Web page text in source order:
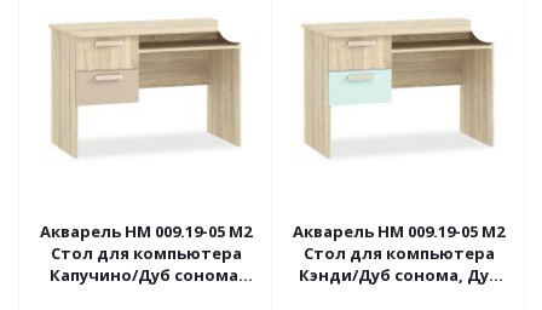
Акварель НМ 009.19-05 М2
Стол для компьютера
Капучино/Дуб сонома,
Акварель НМ 009.19-05 М2
Стол для компьютера
Кэнди/Дуб сонома, Дуб